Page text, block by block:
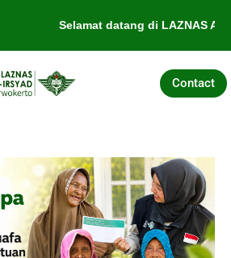
Selamat datang di LAZNAS Al-
Contact